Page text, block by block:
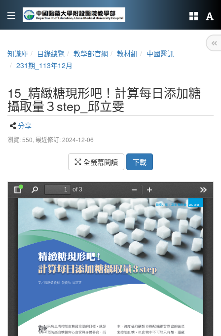
知識庫 目錄總覽 教學部官網 教材組
中國醫訊
231期_113年12月
15_精緻糖現形吧！計算每日添加糖
攝取量３step_邱立雯
分享
瀏覽: 550, 最近修訂: 2024-12-06
全螢幕閱讀 下載